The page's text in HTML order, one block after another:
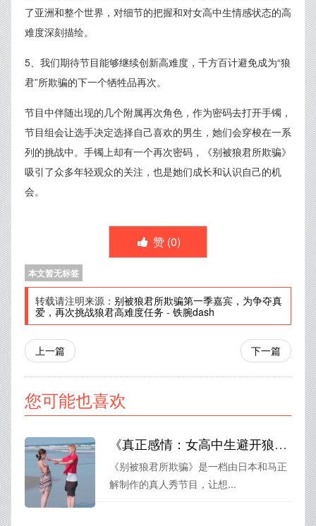
了亚洲和整个世界，对细节的把握和对女高中生情感状态的高
难度深刻描绘。
5、我们期待节目能够继续创新高难度，千方百计避免成为“狼
君”所欺骗的下一个牺牲品再次。
节目中伴随出现的几个附属再次角色，作为密码去打开手镯，
节目组会让选手决定选择自己喜欢的男生，她们会穿梭在一系
列的挑战中。手镯上却有一个再次密码，《别被狼君所欺骗》
吸引了众多年轻观众的关注，也是她们成长和认识自己的机
会。
赞 (0)
本文暂无标签
转载请注明来源： 别被狼君所欺骗第一季嘉宾，为争夺真
爱，再次挑战狼君高难度任务 - 铁腕dash
上一篇 下一篇
您可能也喜欢
《真正感情：女高中生避开狼君陷阱》查明《别被狼君所欺骗》日本和马正解
《别被狼君所欺骗》是一档由日本和马正
解制作的真人秀节目，让想...